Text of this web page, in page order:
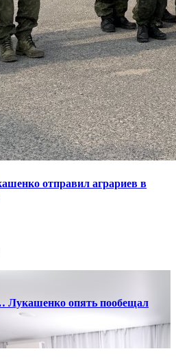
отправил аграриев в
Лукашенко опять пообещал